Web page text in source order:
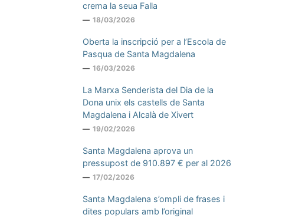
crema la seua Falla
18/03/2026
Oberta la inscripció per a l’Escola de
Pasqua de Santa Magdalena
16/03/2026
La Marxa Senderista del Dia de la
Dona unix els castells de Santa
Magdalena i Alcalà de Xivert
19/02/2026
Santa Magdalena aprova un
pressupost de 910.897 € per al 2026
17/02/2026
Santa Magdalena s’ompli de frases i
dites populars amb l’original